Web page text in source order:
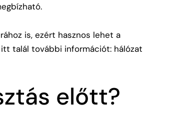
is, ezért hasznos lehet a
talál további információt: hálózat
előtt?